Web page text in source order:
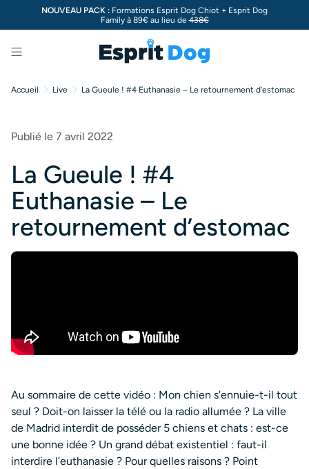
NOUVEAU PACK : Formations Esprit Dog Chiot + Esprit Dog
Family à 89€ au lieu de438€
Menu
Accueil Live La Gueule ! #4 Euthanasie – Le retournement d’estomac
Publié le 7 avril 2022
La Gueule ! #4
Euthanasie – Le
retournement d’estomac
Au sommaire de cette vidéo : Mon chien s'ennuie-t-il tout
seul ? Doit-on laisser la télé ou la radio allumée ? La ville
de Madrid interdit de posséder 5 chiens et chats : est-ce
une bonne idée ? Un grand débat existentiel : faut-il
interdire l’euthanasie ? Pour quelles raisons ? Point